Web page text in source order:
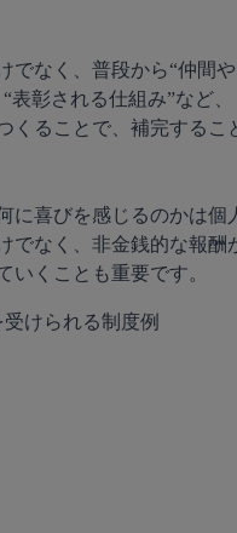
でなく、普段から“仲間や
表彰される仕組み”など、
くることで、補完するこ
に喜びを感じるのかは個
でなく、非金銭的な報酬
けられる制度例